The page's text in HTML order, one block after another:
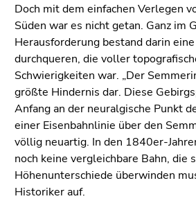
Doch mit dem einfachen Verlegen
Süden war es nicht getan. Ganz im
Herausforderung bestand darin
durchqueren, die voller
Schwierigkeiten war. „Der
größte Hindernis dar. Diese
Anfang an der neuralgische Punkt
einer Eisenbahnlinie über den
völlig neuartig. In den 1840er-
noch keine vergleichbare Bahn, die
Höhenunterschiede überwinden
Historiker auf.